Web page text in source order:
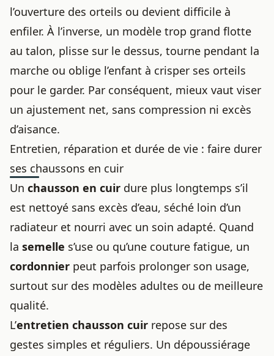
l’ouverture des orteils ou devient difficile à
enfiler. À l’inverse, un modèle trop grand flotte
au talon, plisse sur le dessus, tourne pendant la
marche ou oblige l’enfant à crisper ses orteils
pour le garder. Par conséquent, mieux vaut viser
un ajustement net, sans compression ni excès
d’aisance.
Entretien, réparation et durée de vie : faire durer
ses chaussons en cuir
Un chausson en cuir dure plus longtemps s’il
est nettoyé sans excès d’eau, séché loin d’un
radiateur et nourri avec un soin adapté. Quand
la semelle s’use ou qu’une couture fatigue, un
cordonnier peut parfois prolonger son usage,
surtout sur des modèles adultes ou de meilleure
qualité.
L’entretien chausson cuir repose sur des
gestes simples et réguliers. Un dépoussiérage